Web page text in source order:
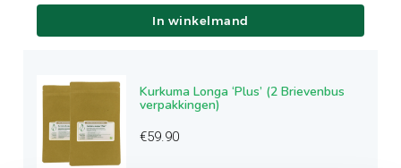
In winkelmand
Kurkuma Longa ‘Plus’ (2 Brievenbus
verpakkingen)
€59.90